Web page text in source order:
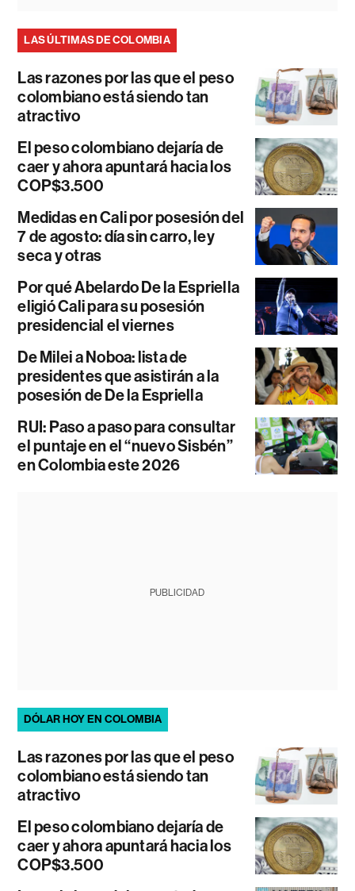
LAS ÚLTIMAS DE COLOMBIA
Las razones por las que el peso
colombiano está siendo tan
atractivo
El peso colombiano dejaría de
caer y ahora apuntará hacia los
COP$3.500
Medidas en Cali por posesión del
7 de agosto: día sin carro, ley
seca y otras
Por qué Abelardo De la Espriella
eligió Cali para su posesión
presidencial el viernes
De Milei a Noboa: lista de
presidentes que asistirán a la
posesión de De la Espriella
RUI: Paso a paso para consultar
el puntaje en el “nuevo Sisbén”
en Colombia este 2026
PUBLICIDAD
DÓLAR HOY EN COLOMBIA
Las razones por las que el peso
colombiano está siendo tan
atractivo
El peso colombiano dejaría de
caer y ahora apuntará hacia los
COP$3.500